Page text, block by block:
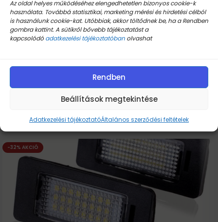
Az oldal helyes működéséhez elengedhetetlen bizonyos cookie-k
használata. Továbbá statisztikai, marketing mérési és hirdetési célból
is használunk cookie-kat. Utóbbiak, akkor töltődnek be, ha a Rendben
gombra kattint. A sütikről bővebb tájékoztatást a
kapcsolódó adatkezelési tájékoztatóban olvashat
Rendben
Beállítások megtekintése
Adatkezelési tájékoztatóÁltalános szerződési feltételek
További információk:
Teljesítmény: 10 g/h
ME-155-10G típusú ózongenerátorhoz
Kiemelt termékek
-32% AKCIÓ